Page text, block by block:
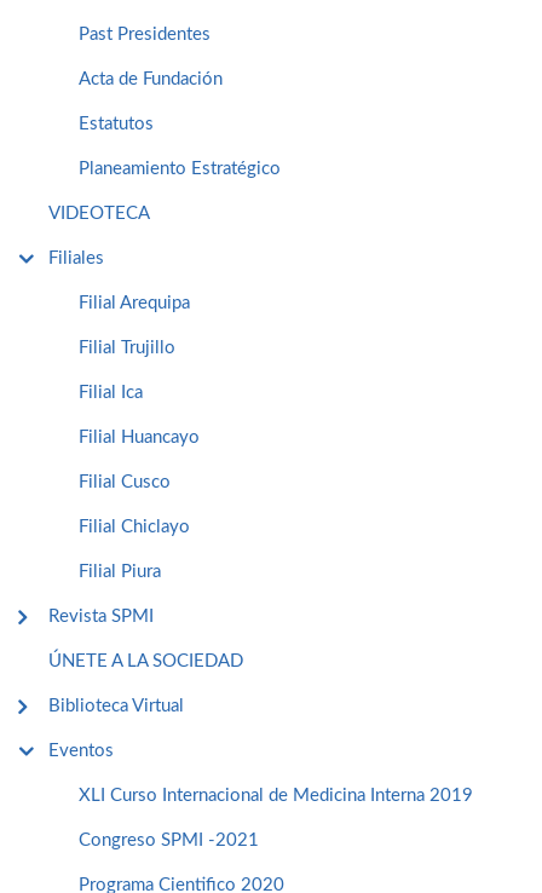
Past Presidentes
Acta de Fundación
Estatutos
Planeamiento Estratégico
VIDEOTECA
Filiales
Filial Arequipa
Filial Trujillo
Filial Ica
Filial Huancayo
Filial Cusco
Filial Chiclayo
Filial Piura
Revista SPMI
ÚNETE A LA SOCIEDAD
Biblioteca Virtual
Eventos
XLI Curso Internacional de Medicina Interna 2019
Congreso SPMI -2021
Programa Cientifico 2020